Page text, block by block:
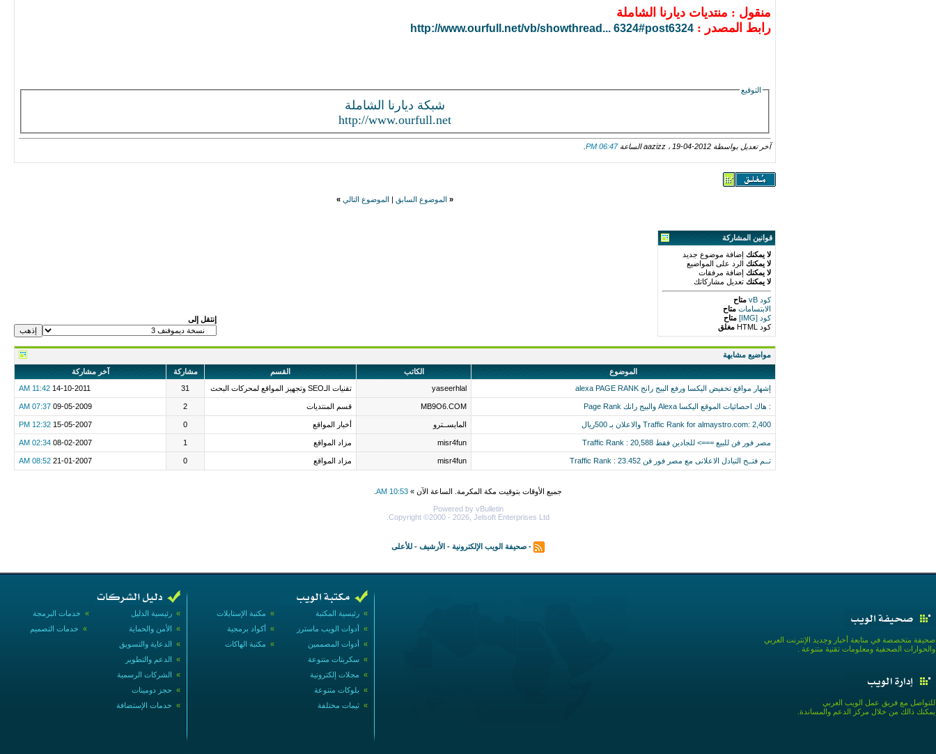
منقول : منتديات ديارنا الشاملة
رابط المصدر : http://www.ourfull.net/vb/showthread... 6324#post6324
التوقيع
شبكة ديارنا الشاملة
http://www.ourfull.net
آخر تعديل بواسطة aazizz ، 19-04-2012 الساعة 06:47 PM
« الموضوع السابق الموضوع التالي »
قوانين المشاركة
لا يمكنك إضافة موضوع جديد
لا يمكنك الرد على المواضيع
لا يمكنك إضافة مرفقات
لا يمكنك تعديل مشاركاتك
كود vB
متاح
الابتسامات متاح
كود [IMG]
متاح
كود HTML
مغلق
إنتقل إلى
مواضيع مشابهة
الموضوع
الكاتب القسم مشاركة
آخر مشاركة
إشهار مواقع تخفيض اليكسا ورفع البيج رانج alexa PAGE RANK
yaseerhlal تقنيات الـSEO وتجهيز المواقع لمحركات البحث 31
14-10-2011
11:42 AM
: هاك احصائيات الموقع اليكسا Alexa والبيج رانك Page Rank MB9O6.COM قسم المنتديات 2
09-05-2009
07:37 AM
Traffic Rank for almaystro.com: 2,400 والاعلان بـ 500ريال المايســترو أخبار المواقع 0
15-05-2007
12:32 PM
مصر فور فن للبيع ===> للجادين فقط Traffic Rank : 20,588 misr4fun مزاد المواقع 1
08-02-2007
02:34 AM
تــم فتــح التبادل الاعلانى مع مصر فور فن Traffic Rank : 23.452 misr4fun مزاد المواقع 0
21-01-2007
08:52 AM
جميع الأوقات بتوقيت مكة المكرمة. الساعة الآن » 10:53 AM
Powered by vBulletin
Copyright ©2000 - 2026, Jelsoft Enterprises Ltd.
- صحيفة الويب الإلكترونية - الأرشيف - للأعلى
» خدمات البرمجة » رئيسية الدليل
» خدمات التصميم » الأمن والحماية
» الدعاية والتسويق
» الدعم والتطوير
» الشركات الرسمية
» حجز دومينات
» خدمات الإستضافة
» مكتبة الإستايلات » رئيسية المكتبة
» أكواد برمجية » أدوات الويب ماسترز
» مكتبة الهاكات » أدوات المصممين
» سكربتات متنوعة
» مجلات إلكترونية
» بلوكات متنوعة
» ثيمات مختلفة
صحيفة متخصصة في متابعة أخبار وجديد الإنترنت العربي
والحوارات الصحفية ومعلومات تقنية متنوعة .
للتواصل مع فريق عمل الويب العربي
يمكنك ذالك من خلال مركز الدعم والمساندة.